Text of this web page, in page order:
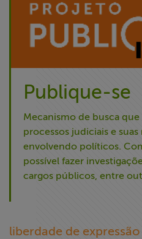
Publique-se
Mecanismo de busca
processos judiciais e
envolvendo políticos.
possível fazer
cargos públicos, entre
liberdade de expressão